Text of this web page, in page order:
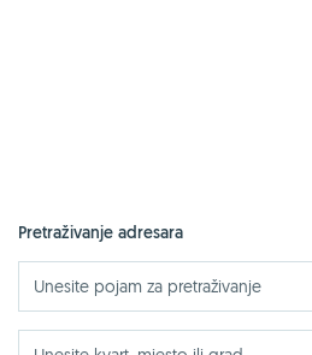
Pretraživanje adresara